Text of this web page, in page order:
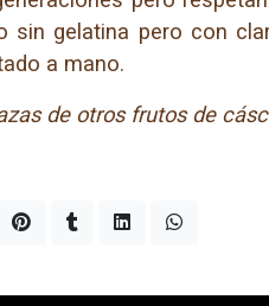
sin gelatina pero con
a mano.
de otros frutos de